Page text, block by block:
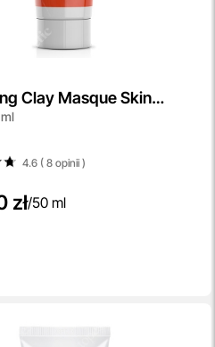
Clay Masque Skin
4.6 ( 8opinii)
zł/50 ml